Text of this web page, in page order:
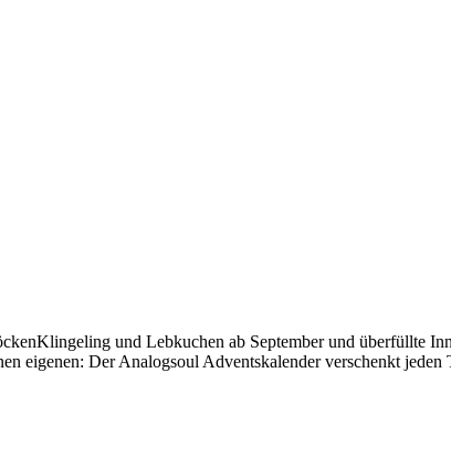
und Lebkuchen ab September und überfüllte
eigenen: Der Analogsoul Adventskalender verschenkt